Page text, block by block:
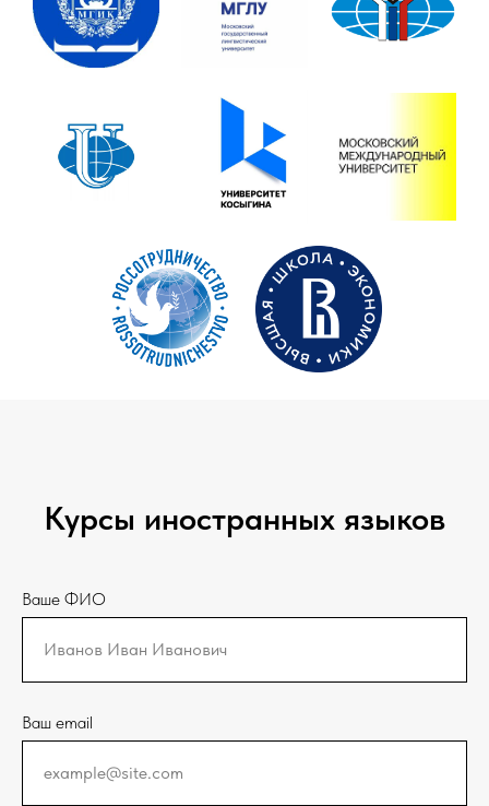
Курсы иностранных языков
Ваше ФИО
Иванов Иван Иванович
Ваш email
example@site.com